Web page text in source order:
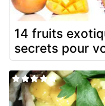
14 fruits
secrets pour